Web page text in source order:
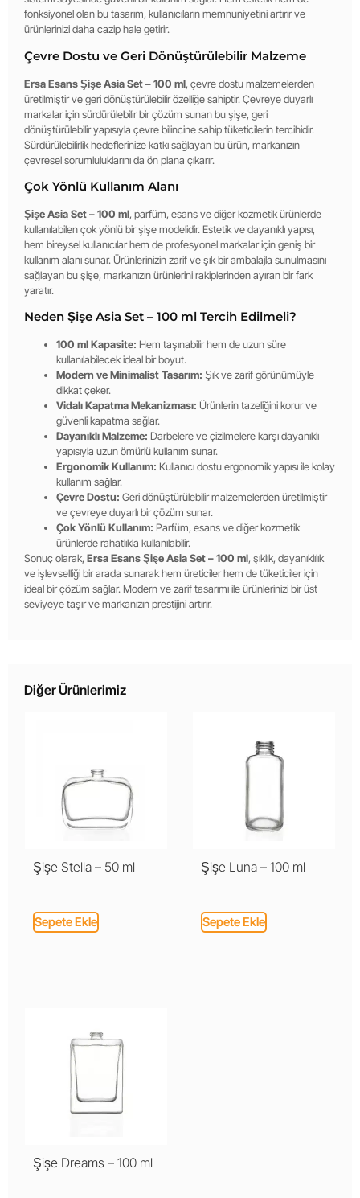
fonksiyonel olan bu tasarım, kullanıcıların memnuniyetini artırır ve
ürünlerinizi daha cazip hale getirir.
Çevre Dostu ve Geri Dönüştürülebilir Malzeme
Ersa Esans Şişe Asia Set – 100 ml, çevre dostu malzemelerden
üretilmiştir ve geri dönüştürülebilir özelliğe sahiptir. Çevreye duyarlı
markalar için sürdürülebilir bir çözüm sunan bu şişe, geri
dönüştürülebilir yapısıyla çevre bilincine sahip tüketicilerin tercihidir.
Sürdürülebilirlik hedeflerinize katkı sağlayan bu ürün, markanızın
çevresel sorumluluklarını da ön plana çıkarır.
Çok Yönlü Kullanım Alanı
Şişe Asia Set – 100 ml, parfüm, esans ve diğer kozmetik ürünlerde
kullanılabilen çok yönlü bir şişe modelidir. Estetik ve dayanıklı yapısı,
hem bireysel kullanıcılar hem de profesyonel markalar için geniş bir
kullanım alanı sunar. Ürünlerinizin zarif ve şık bir ambalajla sunulmasını
sağlayan bu şişe, markanızın ürünlerini rakiplerinden ayıran bir fark
yaratır.
Neden Şişe Asia Set – 100 ml Tercih Edilmeli?
100 ml Kapasite: Hem taşınabilir hem de uzun süre
kullanılabilecek ideal bir boyut.
Modern ve Minimalist Tasarım: Şık ve zarif görünümüyle
dikkat çeker.
Vidalı Kapatma Mekanizması: Ürünlerin tazeliğini korur ve
güvenli kapatma sağlar.
Dayanıklı Malzeme: Darbelere ve çizilmelere karşı dayanıklı
yapısıyla uzun ömürlü kullanım sunar.
Ergonomik Kullanım: Kullanıcı dostu ergonomik yapısı ile kolay
kullanım sağlar.
Çevre Dostu: Geri dönüştürülebilir malzemelerden üretilmiştir
ve çevreye duyarlı bir çözüm sunar.
Çok Yönlü Kullanım: Parfüm, esans ve diğer kozmetik
ürünlerde rahatlıkla kullanılabilir.
Sonuç olarak, Ersa Esans Şişe Asia Set – 100 ml, şıklık, dayanıklılık
ve işlevselliği bir arada sunarak hem üreticiler hem de tüketiciler için
ideal bir çözüm sağlar. Modern ve zarif tasarımı ile ürünlerinizi bir üst
seviyeye taşır ve markanızın prestijini artırır.
Diğer Ürünlerimiz
Şişe Stella – 50 ml
Sepete Ekle
Şişe Luna – 100 ml
Sepete Ekle
Şişe Dreams – 100 ml